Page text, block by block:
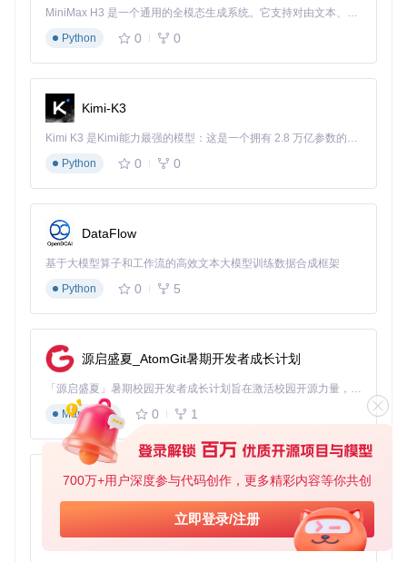
700万+用户深度参与代码创作，更多精彩内容等你共创
立即登录/注册
场景：不同业务场景下的组件选型难题
解决方案：分类化组件体系，匹配各类开发需求
基础布局组件：构建页面骨架
应用场景
核心特性 ：提供 Row/Col 栅格系统，支持 24 列划分与响应式
使用建议：结合gutter属性设置间距，通过offset实现列
偏移
表单交互组件：提升用户输入体验
应用场景
核心特性
：Field 组件内置输入验证、长度限制和错误提示
事件实时获取输入值
应用场景：加载状态、操作结果提示等交互反馈
核心特性
供异步操作确认机制
使用建议
要操作必须使用 Dialog 二次确认
场景化应用案例：从需求到实现的完整路径
案例一：电商商品详情页构建
：组合多种组件构建高性能详情页
：使用 Row/Col 实现商品图片与信息的左右布局
MiniMax H3 是一个通用的全模态生成系统。它支持对由文本、图像、视频和音频组成的多模态上下文进行统一理解，并能生成分辨率高达 2K、时长可达 15 秒的带原生立体声音频的视频。得益于面向任务泛化的系统设计，H3 在预训练阶段就已具备广泛的多模态上下文理解与生成能力，能够出色地执行复杂的多模态指令。
Python
0 0
Kimi-K3
Kimi K3 是Kimi能力最强的模型：这是一个拥有 2.8 万亿参数的混合专家（MoE）模型，具备原生视觉理解能力，并支持 100 万 token 的上下文窗口。
Python
0 0
DataFlow
基于大模型算子和工作流的高效文本大模型训练数据合成框架
Python
0 5
源启盛夏_AtomGit暑期开发者成长计划
「源启盛夏」暑期校园开发者成长计划旨在激活校园开源力量，通过积分激励、认证扶持、资源倾斜等形式，引导高校组织和开发者完成「入驻 — 建项目 — 做贡献 — 获认证 — 得资源」的完整闭环。无论你是想带领社团入驻平台的组织者，还是希望用代码贡献证明自己的开发者，都能在这里找到属于你的成长路径。
Markdown
0 1
py-xiaozhi
基于Python的Xiaozhi AI，适用于想要完整Xiaozhi体验而无需拥有专用硬件的用户。
Python
0 1